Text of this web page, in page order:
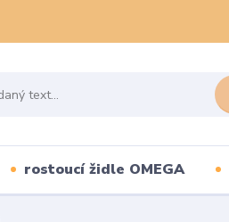
rostoucí židle OMEGA